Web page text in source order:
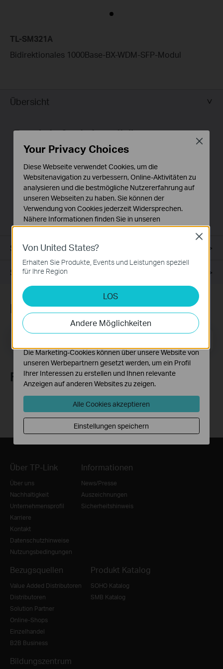
TL-SM321A
Bidirektionales 1000Base-BX-WDM-SFP-Modul
Übersicht
Produktfunktionalitäten
Das TL-SM321A von TP-LINK benutzt den neuesten
1000Base-BX-Standard für das Senden über einen
einzigen Strang der Glasfaserleitung mit verschiedenen
Wellenlängen für jede Richtung. Sie können die
Reichweite des Netzwerks mit Routern, Switches und
Medienkonvertern von TP-LINK um 10km verlängern,
um eine hohe Geschwindigkeit und Stabilität zu erzielen.
Spezifikationen
Support
Newsletter abonnieren
Folge uns
Über TP-Link
Über uns
Nachhaltigkeit
Unternehmensprofil
Karriere
Kontakt
Datenschutzhinweise
Nutzungsbedingungen
Informationen
News/Presse
Auszeichnungen
Sicherheitshinweis
Bezugsquellen
Value Added Distributoren
Distributoren
Solution Partner
Online-Shops
Einzelhandel
B2B Business
Produkt Katalog
SOHO Katalog
SMB Katalog
Bildungszentrum
Von United States?
Erhalten Sie Produkte, Events und Leistungen speziell
für Ihre Region
LOS
Andere Möglichkeiten
Close
Your Privacy Choices
Diese Webseite verwendet Cookies, um die
Websitenavigation zu verbessern, Online-Aktivitäten zu
analysieren und die bestmögliche Nutzererfahrung auf
unseren Webseiten zu haben. Sie können der
Verwendung von Cookies jederzeit Widersprechen.
Nähere Informationen finden Sie in unseren
Datenschutzhinweisen.
Notwendige Cookies
erforderlich und können in Ihren Systemen nicht
Analyse- und Marketing-Cookies
Analyse-Cookies ermöglichen es uns, Ihre Aktivitäten
auf unserer Website zu analysieren, um die
Funktionsweise unserer Website zu verbessern und
Die Marketing-Cookies können über unsere Website von
unseren Werbepartnern gesetzt werden, um ein Profil
Ihrer Interessen zu erstellen und Ihnen relevante
Anzeigen auf anderen Websites zu zeigen.
Alle Cookies akzeptieren
Einstellungen speichern
Close